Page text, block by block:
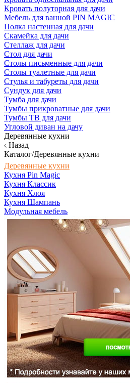
Кровать полуторная для дачи
Мебель для ванной PIN MAGIC
Полка настенная для дачи
Скамейка для дачи
Стеллаж для дачи
Стол для дачи
Столы письменные для дачи
Столы туалетные для дачи
Стулья и табуреты для дачи
Сундук для дачи
Тумба для дачи
Тумбы прикроватные для дачи
Тумбы ТВ для дачи
Угловой диван на дачу
Деревянные кухни
Назад
Каталог/Деревянные кухни
Деревянные кухни
Кухня Pin Magic
Кухня Классик
Кухня Хлоя
Кухня Шампань
Модульная мебель